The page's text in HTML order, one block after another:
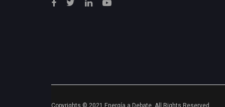
Copyrights © 2021 Energía a Debate. All Rights Reserved.